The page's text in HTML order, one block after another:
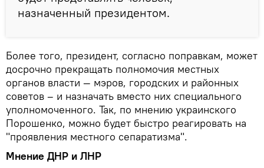
назначенный президентом.
Более того, президент, согласно поправкам, может
досрочно прекращать полномочия местных
органов власти — мэров, городских и районных
советов – и назначать вместо них специального
уполномоченного. Так, по мнению украинского
Порошенко, можно будет быстро реагировать на
"проявления местного сепаратизма".
Мнение ДНР и ЛНР